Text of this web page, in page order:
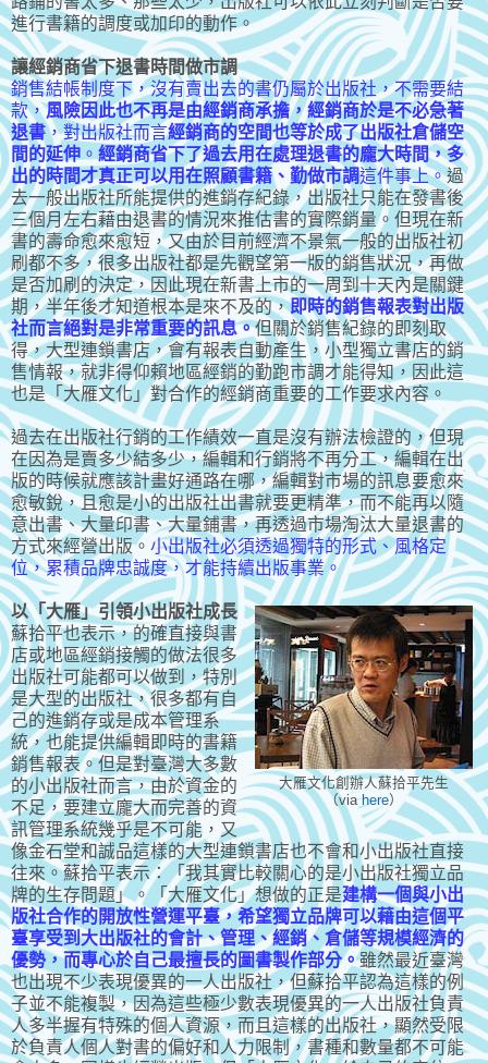
進行書籍的調度或加印的動作。
讓經銷商省下退書時間做市調
銷售結帳制度下，沒有賣出去的書仍屬於出版社，不需要結
款，風險因此也不再是由經銷商承擔，經銷商於是不必急著
退書，對出版社而言經銷商的空間也等於成了出版社倉儲空
間的延伸 。 經銷商省下了過去用在處理退書的龐大時間，多
出的時間才真正可以用在照顧書籍、勤做市調這件事上。過
去一般出版社所能提供的進銷存紀錄，出版社只能在發書後
三個月左右藉由退書的情況來推估書的實際銷量。但現在新
書的壽命愈來愈短，又由於目前經濟不景氣一般的出版社初
刷都不多，很多出版社都是先觀望第一版的銷售狀況，再做
是否加刷的決定，因此現在新書上市的一周到十天內是關鍵
期，半年後才知道根本是來不及的，即時的銷售報表對出版
社而言絕對是非常重要的訊息。但關於銷售紀錄的即刻取
得，大型連鎖書店，會有報表自動產生，小型獨立書店的銷
售情報，就非得仰賴地區經銷的勤跑市調才能得知，因此這
也是「大雁文化」對合作的經銷商重要的工作要求內容。
過去在出版社行銷的工作績效一直是沒有辦法檢證的，但現
在因為是賣多少結多少，編輯和行銷將不再分工，編輯在出
版的時候就應該計畫好通路在哪，編輯對市場的訊息要愈來
愈敏銳，且愈是小的出版社出書就要更精準，而不能再以隨
意出書、大量印書、大量鋪書，再透過市場淘汰大量退書的
方式來經營出版。 小出版社必須透過獨特的形式、風格定
位，累積品牌忠誠度，才能持續出版事業。
大雁文化創辦人蘇拾平先生
（viahere）
以「大雁」引領小出版社成長
蘇拾平也表示，的確直接與書
店或地區經銷接觸的做法很多
出版社可能都可以做到，特別
是大型的出版社，很多都有自
己的進銷存或是成本管理系
統，也能提供編輯即時的書籍
銷售報表。但是對臺灣大多數
的小出版社而言，由於資金的
不足，要建立龐大而完善的資
訊管理系統幾乎是不可能，又
像金石堂和誠品這樣的大型連鎖書店也不會和小出版社直接
往來。蘇拾平表示：「我其實比較關心的是小出版社獨立品
牌的生存問題」。「大雁文化」想做的正是建構一個與小出
版社合作的開放性營運平臺，希望獨立品牌可以藉由這個平
臺享受到大出版社的會計、管理、經銷、倉儲等規模經濟的
優勢，而專心於自己最擅長的圖書製作部分。雖然最近臺灣
也出現不少表現優異的一人出版社，但蘇拾平認為這樣的例
子並不能複製，因為這些極少數表現優異的一人出版社負責
人多半握有特殊的個人資源，而且這樣的出版社，顯然受限
於負責人個人對書的偏好和人力限制，書種和數量都不可能